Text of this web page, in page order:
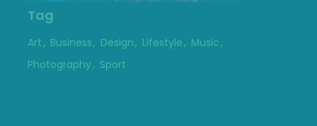
Tag
Art Business Design Lifestyle
Music
Photography
Sport